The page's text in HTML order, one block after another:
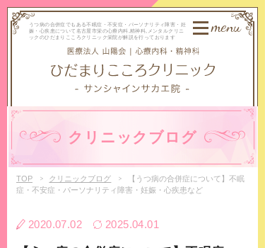
うつ病の合併症でもある不眠症・不安症・パーソナリティ障害・妊
娠・心疾患について名古屋市栄の心療内科,精神科,メンタルクリニ
ックのひだまりこころクリニック栄院が解説を行っております
menu
クリニックブログ
TOP クリニックブログ
【うつ病の合併症について】不眠
症・不安症・パーソナリティ障害・妊娠・心疾患など
2020.07.02 2025.04.01